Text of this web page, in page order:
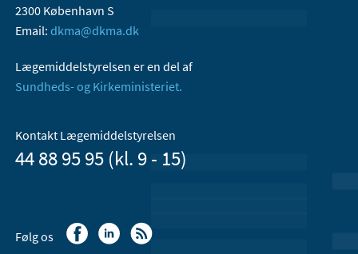
2300 København S
Email: dkma@dkma.dk
Lægemiddelstyrelsen er en del af
Sundheds- og Kirkeministeriet.
Kontakt Lægemiddelstyrelsen
44 88 95 95 (kl. 9 - 15)
Følg os